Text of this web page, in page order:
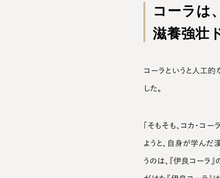
コーラは
滋養強壮
コーラというと人工
した。
「そもそも、コカ・
ようと、自身が学んだ
うのは、『伊良コーラ